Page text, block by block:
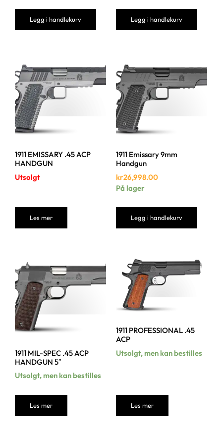
Legg i handlekurv Legg i handlekurv
1911 EMISSARY .45 ACP
HANDGUN
Utsolgt
Les mer
1911 Emissary 9mm
Handgun
kr26,998.00
På lager
Legg i handlekurv
1911 MIL-SPEC .45 ACP
HANDGUN 5″
Utsolgt, men kan bestilles
Les mer
1911 PROFESSIONAL .45
ACP
Utsolgt, men kan bestilles
Les mer